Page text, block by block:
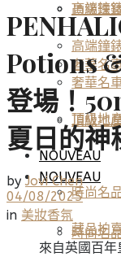
高端鐘
奢華名
頂級地
NOUVEAU
時尚名
頂級珠
高端鐘
奢華名
頂級地
NOUVEAU
時尚名
藏品拍
Potions
登場！
夏日的神
by Jovi Chen
04/08/2025
in 美妝香氛
來自英國百